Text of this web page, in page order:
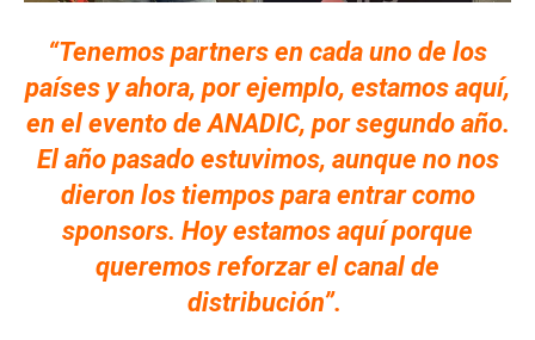
“Tenemos partners en cada uno de los
países y ahora, por ejemplo, estamos aquí,
en el evento de ANADIC, por segundo año.
El año pasado estuvimos, aunque no nos
dieron los tiempos para entrar como
sponsors. Hoy estamos aquí porque
queremos reforzar el canal de
distribución”.